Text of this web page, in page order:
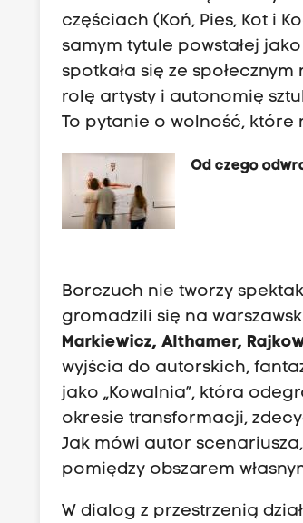
częściach (Koń, Pies, Kot i
samym tytule powstałej
spotkała się ze
rolę artysty i autonomię
To pytanie o wolność, które
Od czego
Borczuch nie tworzy
gromadzili się na
Markiewicz, Althamer,
wyjścia do autorskich,
jako „Kowalnia”, która
okresie transformacji,
Jak mówi autor
pomiędzy obszarem
W dialog z przestrzenią